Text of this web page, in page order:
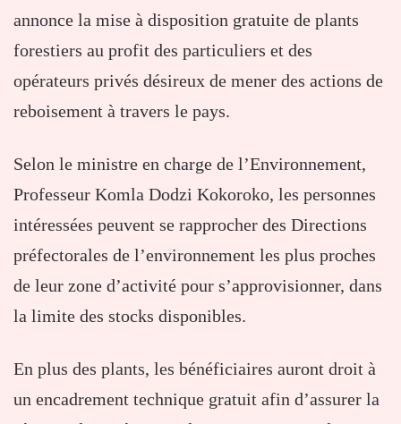
annonce la mise à disposition gratuite de plants
forestiers au profit des particuliers et des
opérateurs privés désireux de mener des actions de
reboisement à travers le pays.
Selon le ministre en charge de l’Environnement,
Professeur Komla Dodzi Kokoroko, les personnes
intéressées peuvent se rapprocher des Directions
préfectorales de l’environnement les plus proches
de leur zone d’activité pour s’approvisionner, dans
la limite des stocks disponibles.
En plus des plants, les bénéficiaires auront droit à
un encadrement technique gratuit afin d’assurer la